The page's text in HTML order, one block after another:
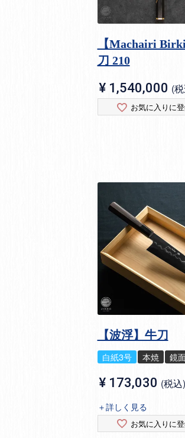
【Machairi
刀 210
¥ 1,540,000
お気に入りに
【波浮】牛刀
白紙3号 本焼 鏡
¥ 173,030 税込
＋詳しく見る
お気に入りに